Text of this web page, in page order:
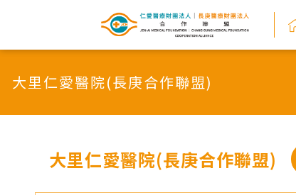
網
路
掛
號
系
大里仁愛醫院(長庚合作聯盟)
大里仁愛醫院(長庚合作聯盟)